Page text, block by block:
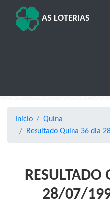
AS LOTERIAS
Início
Quina
Resultado Quina 36 dia
28/07/